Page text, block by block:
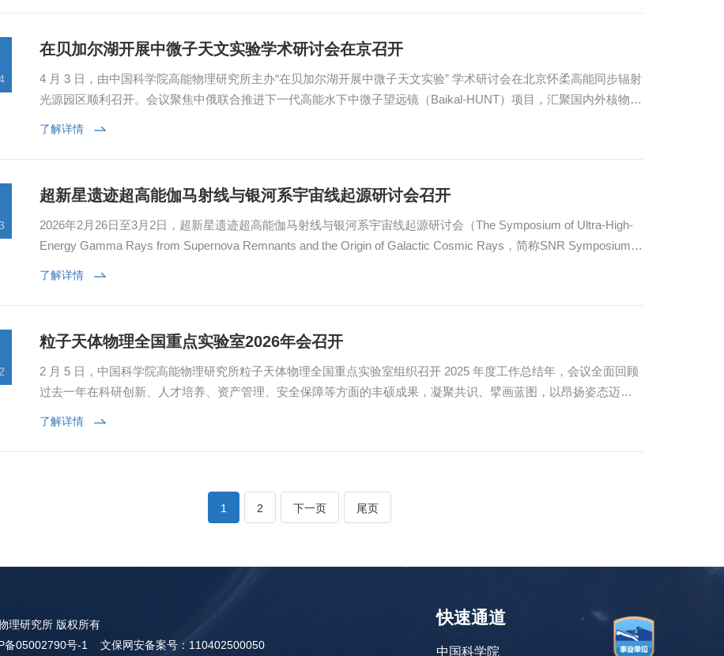
在贝加尔湖开展中微子天文实验学术研讨会在京召开
4 月 3 日，由中国科学院高能物理研究所主办“在贝加尔湖开展中微子天文实验” 学术研讨会在北京怀柔高能同步辐射
光源园区顺利召开。会议聚焦中俄联合推进下一代高能水下中微子望远镜（Baikal-HUNT）项目，汇聚国内外核物
了解详情
超新星遗迹超高能伽马射线与银河系宇宙线起源研讨会召开
2026年2月26日至3月2日，超新星遗迹超高能伽马射线与银河系宇宙线起源研讨会（The Symposium of Ultra-High-
Energy Gamma Rays from Supernova Remnants and the Origin of Galactic Cosmic Rays，简称SNR Symposium）
了解详情
粒子天体物理全国重点实验室2026年会召开
2 月 5 日，中国科学院高能物理研究所粒子天体物理全国重点实验室组织召开 2025 年度工作总结年，会议全面回顾
过去一年在科研创新、人才培养、资产管理、安全保障等方面的丰硕成果，凝聚共识、擘画蓝图，以昂扬姿态迈向
了解详情
1 2 下一页 尾页
理研究所 版权所有
备05002790号-1
文保网安备案号：110402500050
快速通道
中国科学院